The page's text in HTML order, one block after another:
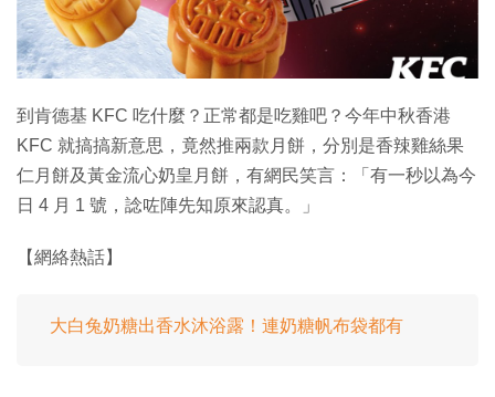
到肯德基 KFC 吃什麼？正常都是吃雞吧？今年中秋香港
KFC 就搞搞新意思，竟然推兩款月餅，分別是香辣雞絲果
仁月餅及黃金流心奶皇月餅，有網民笑言：「有一秒以為今
日 4 月 1 號，諗咗陣先知原來認真。」
【網絡熱話】
大白兔奶糖出香水沐浴露！連奶糖帆布袋都有